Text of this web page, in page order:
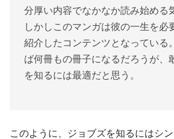
分厚い内容でなかなか読み始める
しかしこのマンガは彼の一生を必
紹介したコンテンツとなっている
ば何冊もの冊子になるだろうが、
を知るには最適だと思う。
このように、ジョブズを知るにはシ